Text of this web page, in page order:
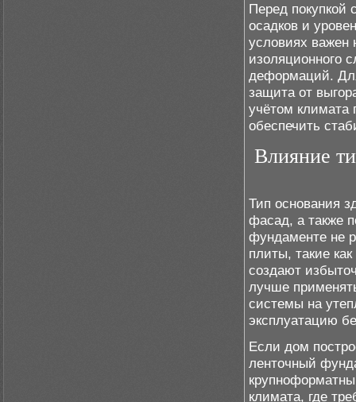
Перед покупкой
осадков и
условиях важен
изоляционного
деформаций.
защита от
учётом климата
обеспечить
Влияние
Тип основания
фасад, а также
фундаменте не
плиты, такие
создают
лучше
системы на
эксплуатацию
Если дом
ленточный
климата, где